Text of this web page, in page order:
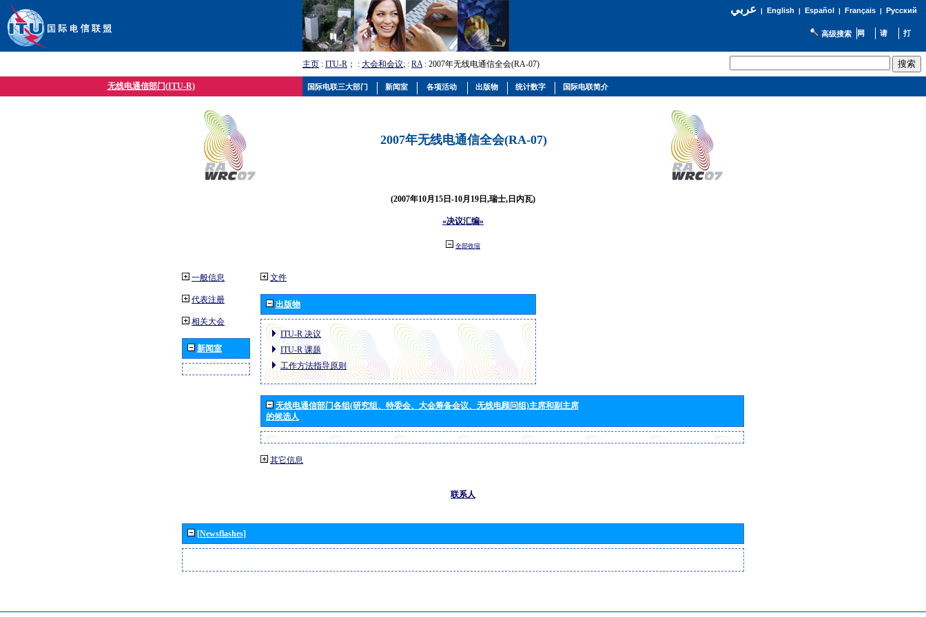
عربي| English | Español | Français| Русский
高级搜索
主页 : ITU-R ； : 大会和会议; : RA: 2007年无线电通信全会(RA-07)
无线电通信部门(ITU-R)
2007年无线电通信全会(RA-07)
(2007年10月15日-10月19日,瑞士,日内瓦)
«决议汇编»
全部收缩
一般信息
代表注册
相关大会
新闻室
文件
出版物
ITU-R 决议
ITU-R 课题
工作方法指导原则
无线电通信部门各组(研究组、特委会、大会筹备会议、无线电顾问组)主席和副主席
的候选人
其它信息
联系人
[Newsflashes]
国际电联三大部门 新闻室 各项活动 出版物 统计数字 国际电联简介